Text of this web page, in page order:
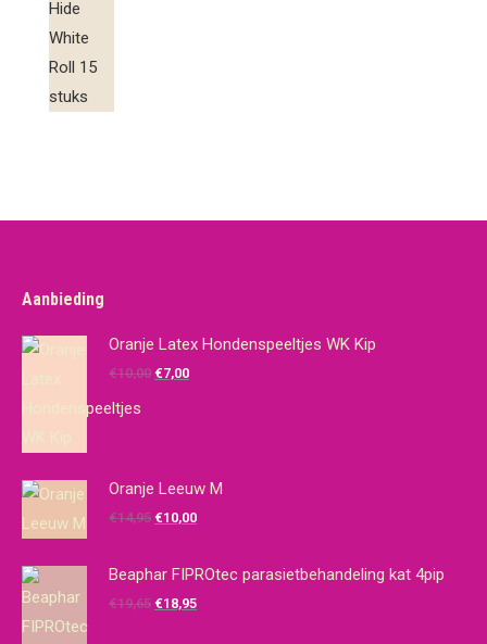
Aanbieding
Oranje Latex Hondenspeeltjes WK Kip
€10,00 Oorspronkelijke
€7,00Huidige
Oranje Leeuw M
€14,95 Oorspronkelijke
was:
€14,95.
€10,00Huidige
is:
€10,00.
Beaphar FIPROtec parasietbehandeling kat 4pip
€19,65 Oorspronkelijke
€18,95Huidige